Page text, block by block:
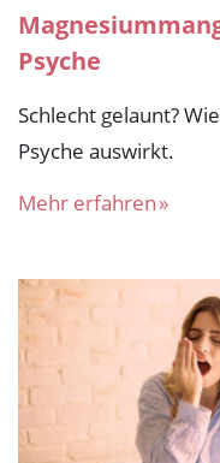
Psyche
Schlecht gelaunt?
Psyche auswirkt.
Mehr erfahren